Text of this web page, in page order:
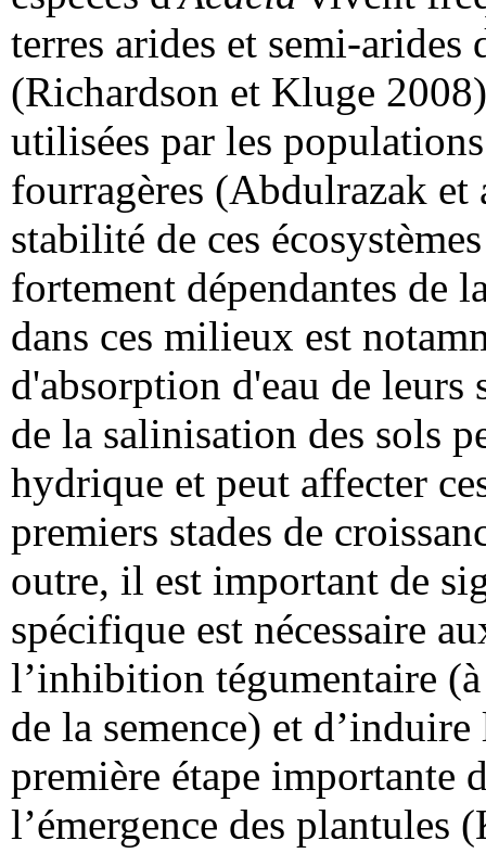
terres arides et semi-
(Richardson et Kluge
utilisées par les
fourragères (Abdulrazak
stabilité de ces
fortement dépendantes de
dans ces milieux est
d'absorption d'eau de leurs
de la salinisation des sols
hydrique et peut affecter
premiers stades de
outre, il est important de
spécifique est nécessaire
l’inhibition tégumentaire
de la semence) et
première étape importante
l’émergence des plantules